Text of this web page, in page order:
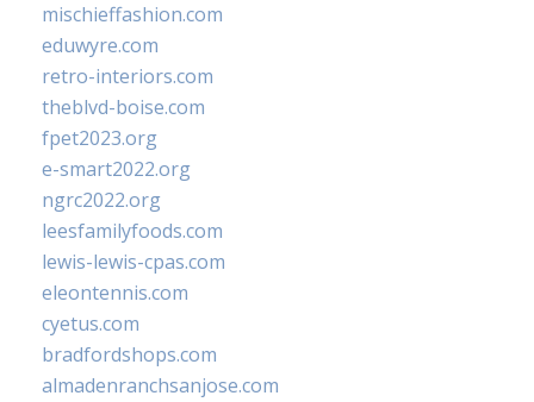
mischieffashion.com
eduwyre.com
retro-interiors.com
theblvd-boise.com
fpet2023.org
e-smart2022.org
ngrc2022.org
leesfamilyfoods.com
lewis-lewis-cpas.com
eleontennis.com
cyetus.com
bradfordshops.com
almadenranchsanjose.com